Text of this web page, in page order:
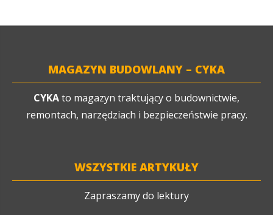
MAGAZYN BUDOWLANY – CYKA
CYKAto magazyn traktujący o budownictwie,
remontach, narzędziach i bezpieczeństwie pracy.
WSZYSTKIE ARTYKUŁY
Zapraszamy do lektury